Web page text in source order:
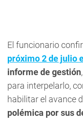
El funcionario
próximo 2 de julio
informe de gestión
para interpelarlo,
habilitar el avance
polémica por sus